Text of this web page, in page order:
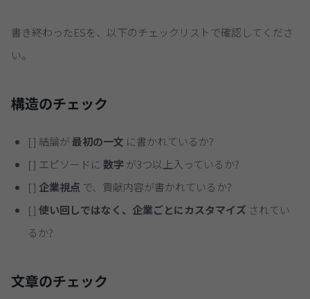
書き終わったESを、以下のチェックリストで確認してくださ
い。
構造のチェック
[ ] 結論が最初の一文 に書かれているか?
[ ] エピソードに 数字が3つ以上入っているか?
[ ] 企業視点 で、貢献内容が書かれているか?
[ ] 使い回しではなく、企業ごとにカスタマイズ されてい
るか?
文章のチェック